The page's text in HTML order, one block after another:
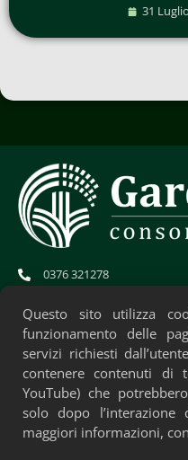
31
0376 321278
cb.gardachiese-
CF: 01706580204
Questo sito utilizza
funzionamento delle
servizi richiesti
contenere contenuti di
YouTube) che
solo dopo l’interazione
maggiori informazioni,